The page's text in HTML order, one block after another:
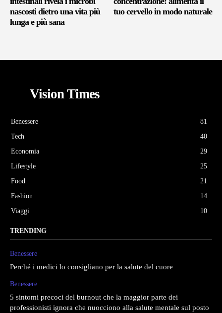
nascosti dietro una vita più
lunga e più sana
tuo cervello in modo naturale
Vision Times
Benessere
81
Tech
40
Economia
29
Lifestyle
25
Food
21
Fashion
14
Viaggi
10
TRENDING
Benessere
Perché i medici lo consigliano per la salute del cuore
Benessere
5 sintomi precoci del burnout che la maggior parte dei
professionisti ignora che nuocciono alla salute mentale sul posto